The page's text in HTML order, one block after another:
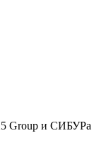
Group и СИБУРа